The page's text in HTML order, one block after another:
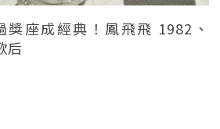
座成經典！鳳飛飛 1982、
后